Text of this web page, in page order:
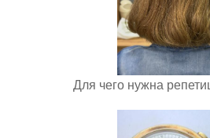
Для чего нужна